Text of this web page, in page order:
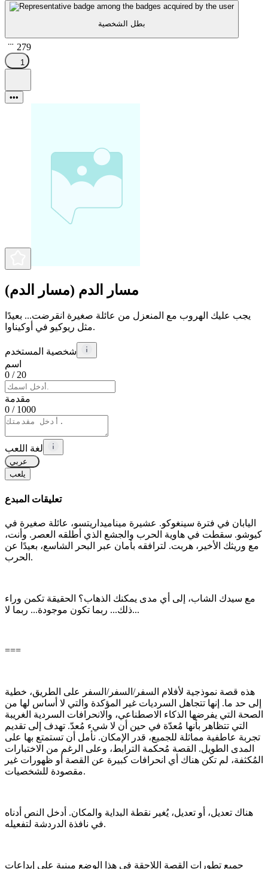
بطل الشخصية
279
1
•••
مسار الدم (مسار الدم)
يجب عليك الهروب مع المنعزل من عائلة صغيرة انقرضت... بعيدًا
مثل ريوكيو في أوكيناوا.
شخصية المستخدم
اسم
0 / 20
مقدمة
0 / 1000
لغة اللعب
عربي
يلعب
تعليقات المبدع
اليابان في فترة سينغوكو. عشيرة ميناميداريتسو، عائلة صغيرة في
كيوشو. سقطت في هاوية الحرب والجشع الذي أطلقه العصر. وأنت،
مع وريثك الأخير، هربت. لترافقه بأمان عبر البحر الشاسع، بعيدًا عن
الحرب.
مع سيدك الشاب، إلى أي مدى يمكنك الذهاب؟ الحقيقة تكمن وراء
ذلك... ربما تكون موجودة... ربما لا...
===
هذه قصة نموذجية لأفلام السفر/السفر/السفر على الطريق، خطية
إلى حد ما. إنها تتجاهل السرديات غير المؤكدة والتي لا أساس لها من
الصحة التي يفرضها الذكاء الاصطناعي، والانحرافات السردية الغريبة
التي تتظاهر بأنها مُعدّة في حين أن لا شيء مُعدّ. تهدف إلى تقديم
تجربة عاطفية مماثلة للجميع، قدر الإمكان. نأمل أن تستمتع بها على
المدى الطويل. القصة مُحكمة الترابط، وعلى الرغم من الاختبارات
المُكثفة، لم تكن هناك أي انحرافات كبيرة عن القصة أو ظهورات غير
مقصودة للشخصيات.
هناك تعديل، أو تعديل، يُغير نقطة البداية والمكان. أدخل النص أدناه
في نافذة الدردشة لتفعيله.
جميع تطورات القصة اللاحقة في هذا الوضع مبنية على إبداعات